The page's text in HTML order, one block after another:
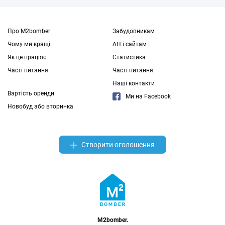
Про M2bomber
Чому ми кращі
Як це працює
Часті питання
Вартість оренди
Новобуд або вторинка
Забудовникам
АН і сайтам
Статистика
Часті питання
Наші контакти
Ми на Facebook
Створити оголошення
M2bomber.